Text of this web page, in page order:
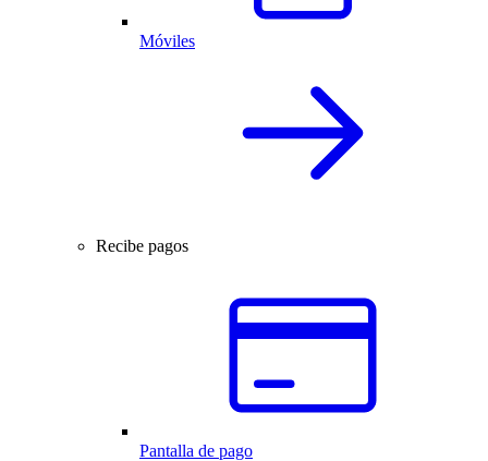
Móviles
Recibe pagos
Pantalla de pago